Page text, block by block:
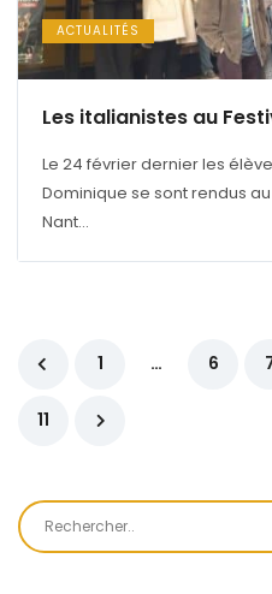
ACTUALITÉS
Les italianistes au
Le 24 février dernier les
Dominique se sont rendus
Nant...
1 … 6
11